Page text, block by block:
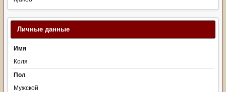
Личные данные
Имя
Коля
Пол
Мужской